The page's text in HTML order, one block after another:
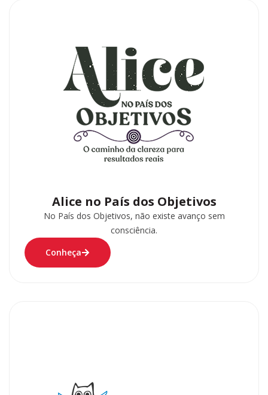
Alice no País dos Objetivos
No País dos Objetivos, não existe avanço sem
consciência.
Conheça